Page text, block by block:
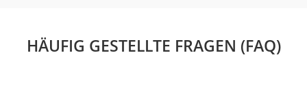
HÄUFIG GESTELLTE FRAGEN (FAQ)